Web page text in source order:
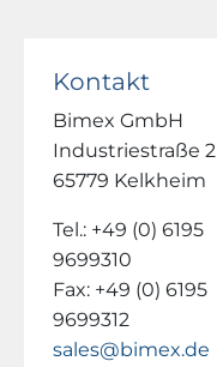
Kontakt
Bimex GmbH
Industriestraße 2
65779 Kelkheim
Tel.: +49 (0) 6195
9699310
Fax: +49 (0) 6195
9699312
sales@bimex.de